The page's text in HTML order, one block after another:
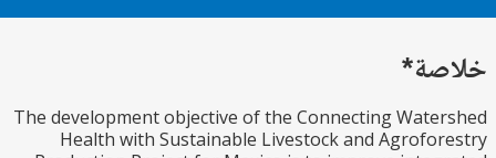
The development objective of the Connecting
Health with Sustainable Livestock and